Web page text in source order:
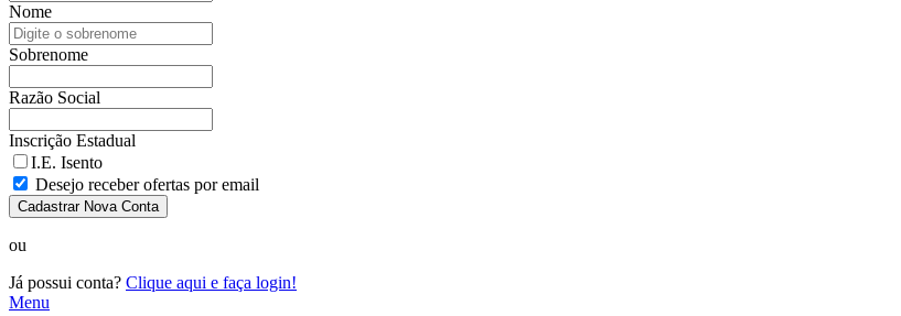
Nome
Sobrenome
Razão Social
Inscrição Estadual
I.E. Isento
Desejo receber ofertas por email
Cadastrar Nova Conta
ou
Já possui conta? Clique aqui e faça login!
Menu